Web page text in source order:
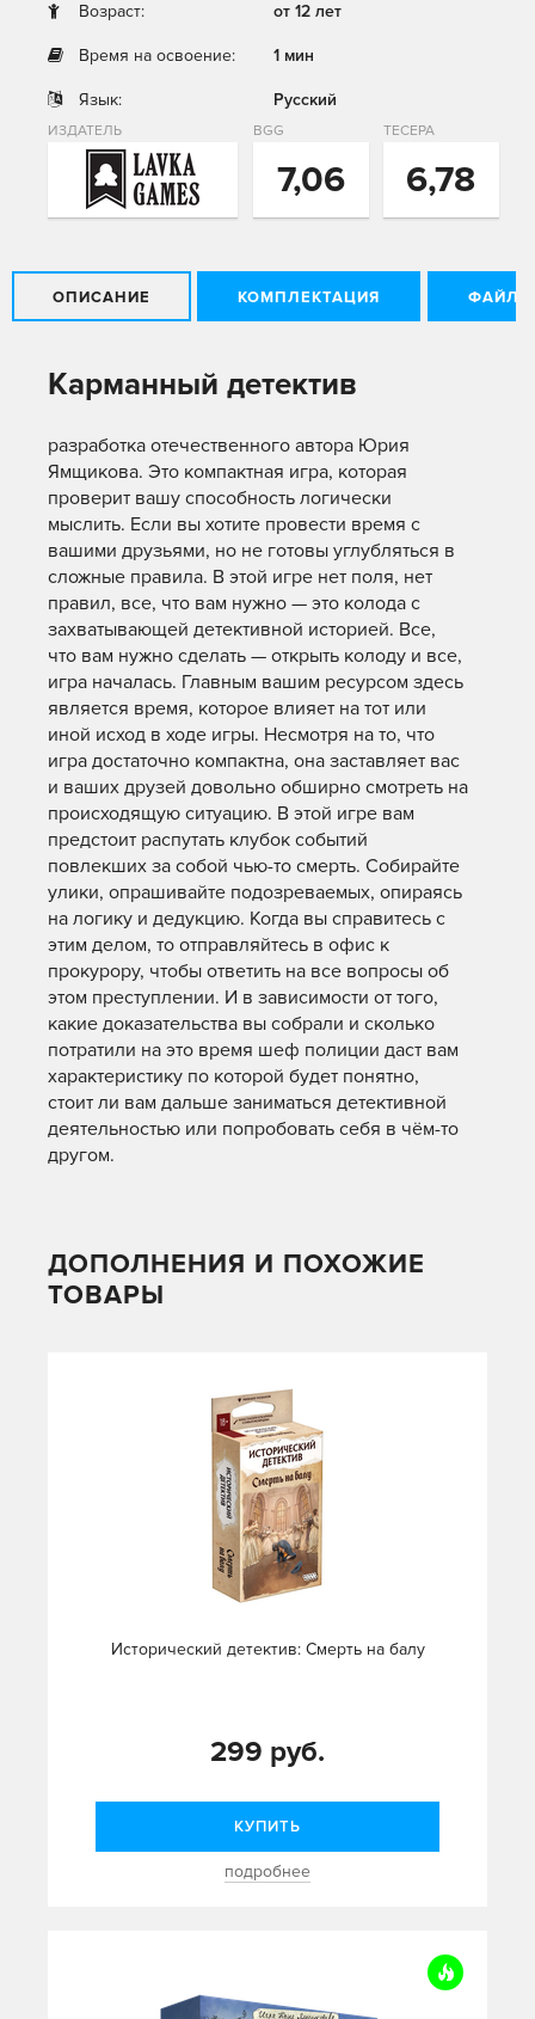
Возраст: от 12 лет
Время на освоение: 1 мин
Язык: Русский
ИЗДАТЕЛЬ BGG
7,06
ТЕСЕРА
6,78
ОПИСАНИЕ КОМПЛЕКТАЦИЯ ФАЙЛЫ
Карманный детектив
разработка отечественного автора Юрия
Ямщикова. Это компактная игра, которая
проверит вашу способность логически
мыслить. Если вы хотите провести время с
вашими друзьями, но не готовы углубляться в
сложные правила. В этой игре нет поля, нет
правил, все, что вам нужно — это колода с
захватывающей детективной историей. Все,
что вам нужно сделать — открыть колоду и все,
игра началась. Главным вашим ресурсом здесь
является время, которое влияет на тот или
иной исход в ходе игры. Несмотря на то, что
игра достаточно компактна, она заставляет вас
и ваших друзей довольно обширно смотреть на
происходящую ситуацию. В этой игре вам
предстоит распутать клубок событий
повлекших за собой чью-то смерть. Собирайте
улики, опрашивайте подозреваемых, опираясь
на логику и дедукцию. Когда вы справитесь с
этим делом, то отправляйтесь в офис к
прокурору, чтобы ответить на все вопросы об
этом преступлении. И в зависимости от того,
какие доказательства вы собрали и сколько
потратили на это время шеф полиции даст вам
характеристику по которой будет понятно,
стоит ли вам дальше заниматься детективной
деятельностью или попробовать себя в чём-то
другом.
ДОПОЛНЕНИЯ И ПОХОЖИЕ
ТОВАРЫ
Исторический детектив: Смерть на балу
299 руб.
КУПИТЬ
подробнее